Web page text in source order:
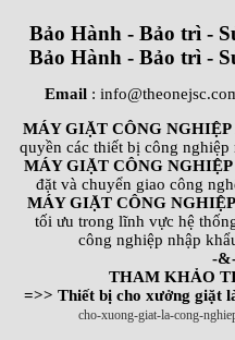
Bảo Hành - Bảo trì -
Bảo Hành - Bảo trì -
Email :
MÁY GIẶT CÔNG
quyền các thiết bị công
MÁY GIẶT CÔNG
đặt và chuyển giao công
MÁY GIẶT CÔNG
tối ưu trong lĩnh vực hệ
công nghiệp nhập
-
THAM KHẢO
=>> Thiết bị cho xưởng giặt
cho-xuong-giat-la-cong-